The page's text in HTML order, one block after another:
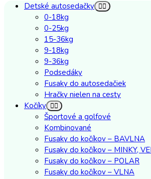
Detské autosedačky
0-18kg
0-25kg
15-36kg
9-18kg
9-36kg
Podsedáky
Fusaky do autosedačiek
Hračky nielen na cesty
Kočíky
Športové a golfové
Kombinované
Fusaky do kočíkov – BAVLNA
Fusaky do kočíkov – MINKY,
Fusaky do kočíkov – POLAR
Fusaky do kočíkov – VLNA